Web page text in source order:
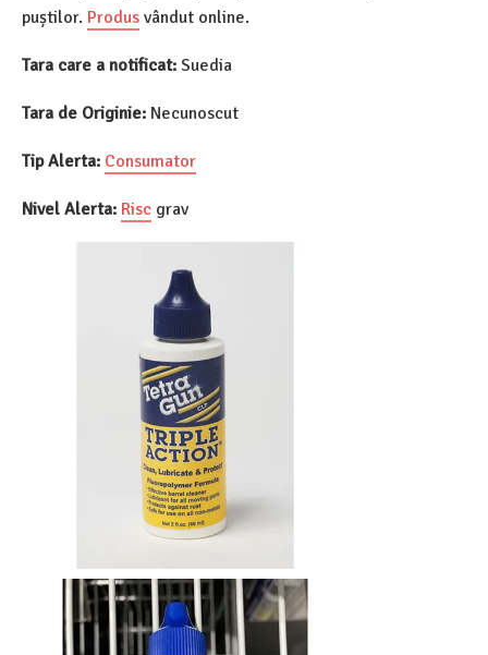
puștilor. Produs vândut online.
Tara care a notificat: Suedia
Tara de Originie: Necunoscut
Tip Alerta: Consumator
Nivel Alerta: Risc grav